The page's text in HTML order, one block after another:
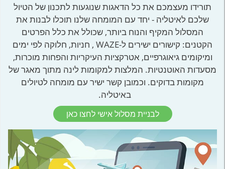
תורידו מעצמכם את כל הדאגות שנוגעות לתכנון של הטיול
שלכם לאיטליה - יחד עם המומחה שלנו תוכלו לבנות את
המסלול המקיף והנוח ביותר, שכולל את כלל הפרטים
הקטנים: קישורים ישירים ל-WAZE , חניות, חלוקה לפי ימים
ומיקומים גיאוגרפיים, אטרקציות העיקריות והפחות מוכרות,
מסעדות האוטנטיות. המלצות למקומות לינה מתוך מאגר של
מקומות בדוקים. וכמובן קשר ישיר עם מומחה לטיולים
באיטליה.
לבניית מסלול אישי לחצו כאן